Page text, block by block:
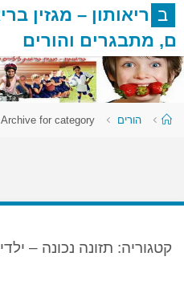
דלגו
לתוכן
ב ריאותון – מגזין ברי
ם, מתבגרים והורים
עמודהורים Archive for category "תזונה נכונה – ילדים ומתבגרים"
קטגוריה: תזונה נכונה –